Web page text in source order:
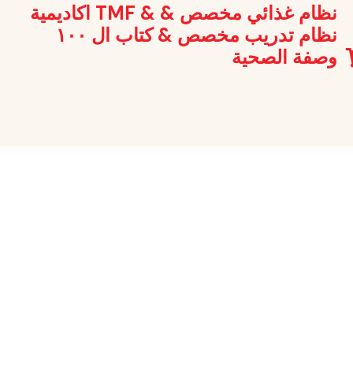
اكاديمية TMF & نظام غذائي مخصص &
نظام تدريب مخصص & كتاب ال ١٠٠
وصفة الصحية